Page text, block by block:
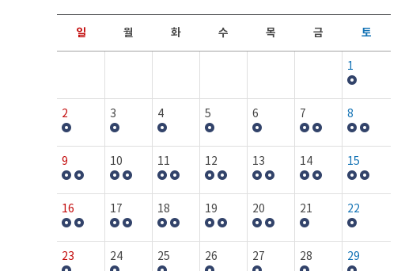
현장실습/IPP사업단
커뮤니티
보도자료
행사갤러리
일 월 화 수 목 금 토
1
2 3 4 5 6 7 8
9 10 11 12 13 14 15
16 17 18 19 20 21 22
23 24 25 26 27 28 29